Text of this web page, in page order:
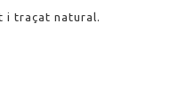
i traçat natural.